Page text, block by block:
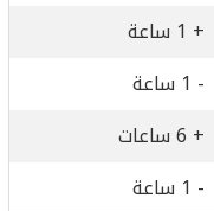
+ 1 ساعة
- 1 ساعة
+ 6 ساعات
- 1 ساعة